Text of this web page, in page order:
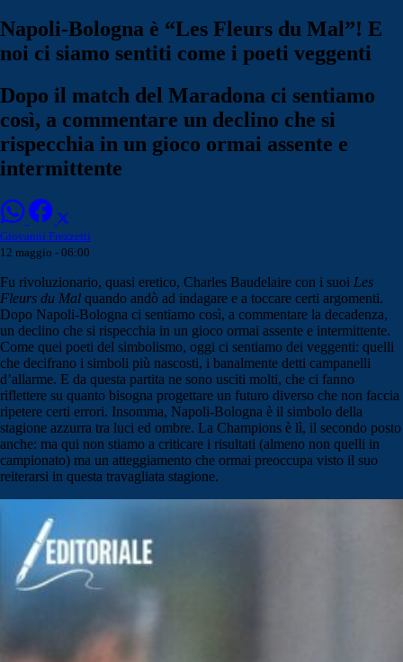
Napoli-Bologna è “Les Fleurs du Mal”! E
noi ci siamo sentiti come i poeti veggenti
Dopo il match del Maradona ci sentiamo
così, a commentare un declino che si
rispecchia in un gioco ormai assente e
intermittente
Giovanni Frezzetti
12 maggio - 06:00
Fu rivoluzionario, quasi eretico, Charles Baudelaire con i suoi Les
Fleurs du Mal quando andò ad indagare e a toccare certi argomenti.
Dopo Napoli-Bologna ci sentiamo così, a commentare la decadenza,
un declino che si rispecchia in un gioco ormai assente e intermittente.
Come quei poeti del simbolismo, oggi ci sentiamo dei veggenti: quelli
che decifrano i simboli più nascosti, i banalmente detti campanelli
d’allarme. E da questa partita ne sono usciti molti, che ci fanno
riflettere su quanto bisogna progettare un futuro diverso che non faccia
ripetere certi errori. Insomma, Napoli-Bologna è il simbolo della
stagione azzurra tra luci ed ombre. La Champions è lì, il secondo posto
anche: ma qui non stiamo a criticare i risultati (almeno non quelli in
campionato) ma un atteggiamento che ormai preoccupa visto il suo
reiterarsi in questa travagliata stagione.